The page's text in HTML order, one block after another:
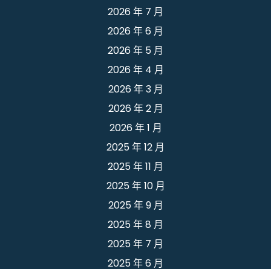
2026 年 7 月
2026 年 6 月
2026 年 5 月
2026 年 4 月
2026 年 3 月
2026 年 2 月
2026 年 1 月
2025 年 12 月
2025 年 11 月
2025 年 10 月
2025 年 9 月
2025 年 8 月
2025 年 7 月
2025 年 6 月